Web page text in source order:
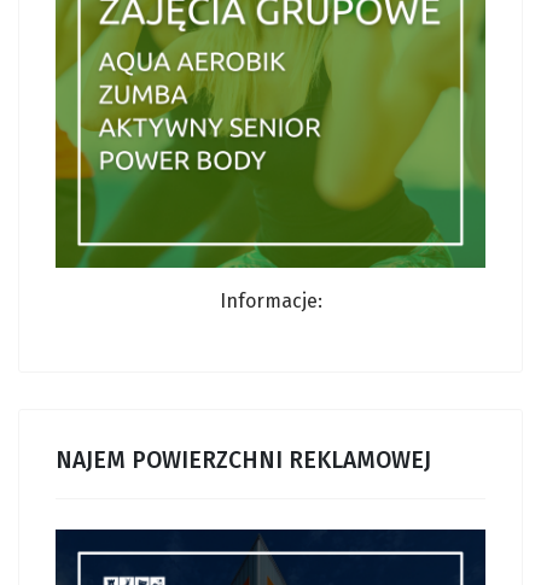
Informacje:
NAJEM POWIERZCHNI REKLAMOWEJ